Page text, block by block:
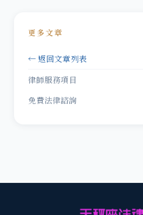
更多文章
← 返回文章列表
律師服務項目
免費法律諮詢